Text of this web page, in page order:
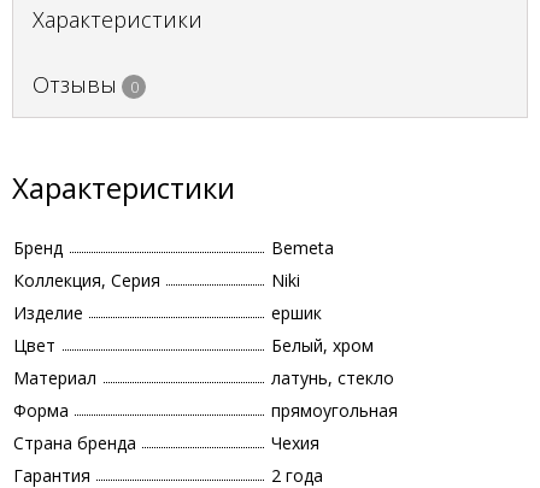
Характеристики
Отзывы 0
Характеристики
Бренд
Bemeta
Коллекция, Серия
Niki
Изделие
ершик
Цвет
Белый, хром
Материал
латунь, стекло
Форма
прямоугольная
Страна бренда
Чехия
Гарантия
2 года